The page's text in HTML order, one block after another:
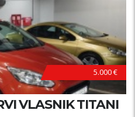
5.000 €
VLASNIK TITANI